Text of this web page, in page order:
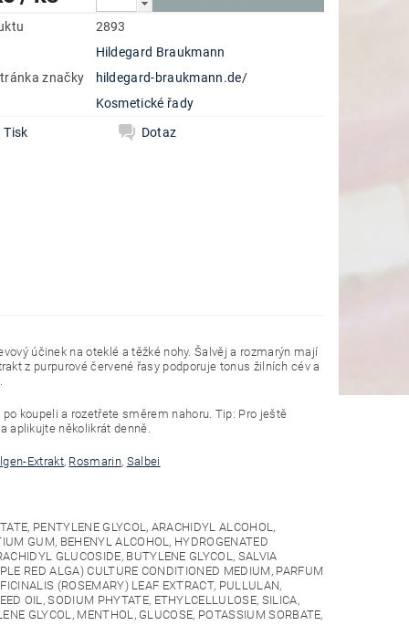
2893
Hildegard Braukmann
značky
hildegard-braukmann.de/
Kosmetické řady
Tisk
Dotaz
účinek na oteklé a těžké nohy. Šalvěj a rozmarýn mají
z purpurové červené řasy podporuje tonus žilních cév a
koupeli a rozetřete směrem nahoru. Tip: Pro ještě
aplikujte několikrát denně.
Extrakt, Rosmarin, Salbei
PENTYLENE GLYCOL, ARACHIDYL ALCOHOL,
GUM, BEHENYL ALCOHOL, HYDROGENATED
GLUCOSIDE, BUTYLENE GLYCOL, SALVIA
RED ALGA) CULTURE CONDITIONED MEDIUM, PARFUM
(ROSEMARY) LEAF EXTRACT, PULLULAN,
OIL, SODIUM PHYTATE, ETHYLCELLULOSE, SILICA,
GLYCOL, MENTHOL, GLUCOSE, POTASSIUM SORBATE,